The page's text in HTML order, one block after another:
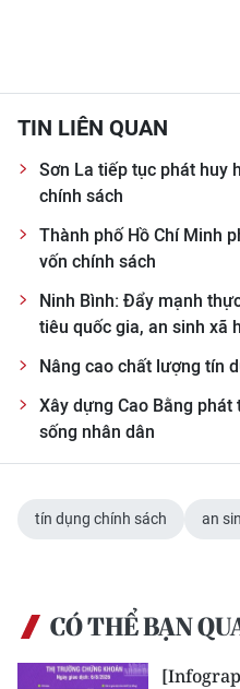
TIN LIÊN QUAN
Sơn La tiếp tục phát huy
chính sách
Thành phố Hồ Chí Minh
vốn chính sách
Ninh Bình: Đẩy mạnh
tiêu quốc gia, an sinh xã
Nâng cao chất lượng tín
Xây dựng Cao Bằng
sống nhân dân
tín dụng chính sách an
CÓ THỂ BẠN